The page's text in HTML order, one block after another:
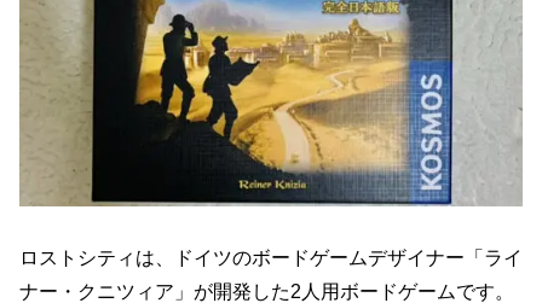
ロストシティは、ドイツのボードゲームデザイナー「ライ
ナー・クニツィア」が開発した2人用ボードゲームです。